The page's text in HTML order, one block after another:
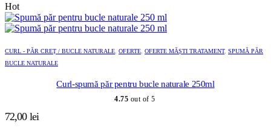
Hot
CURL - PĂR CREȚ / BUCLE NATURALE OFERTE OFERTE MĂȘTI TRATAMENT, SPUMĂ PĂR
BUCLE NATURALE
Curl-spumă păr pentru bucle naturale 250ml
4.75 out of 5
72,00 lei